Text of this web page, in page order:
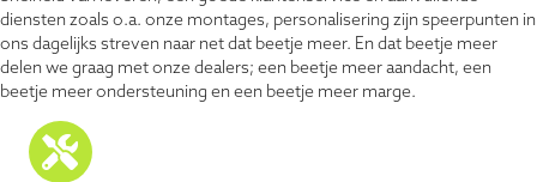
diensten zoals o.a. onze montages, personalisering zijn speerpunten in
ons dagelijks streven naar net dat beetje meer. En dat beetje meer
delen we graag met onze dealers; een beetje meer aandacht, een
beetje meer ondersteuning en een beetje meer marge.